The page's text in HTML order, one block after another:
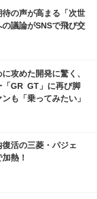
の声が高まる「次世
議論がSNSで飛び交
攻めた開発に驚く、
「GR GT」に再び脚
も「乗ってみたい」
活の三菱・パジェ
熱！